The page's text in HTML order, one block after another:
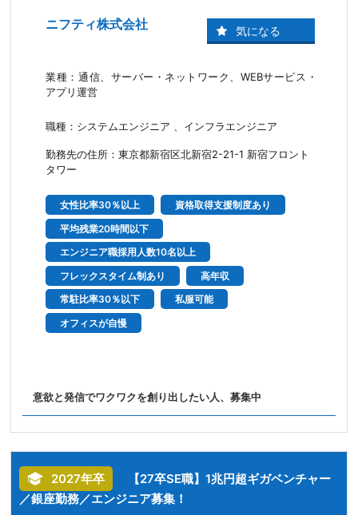
ニフティ株式会社
業種：通信、サーバー・ネットワーク、WEBサービス・
アプリ運営
職種：システムエンジニア 、インフラエンジニア
勤務先の住所：東京都新宿区北新宿2-21-1 新宿フロント
タワー
女性比率30％以上
資格取得支援制度あり
平均残業20時間以下
エンジニア職採用人数10名以上
フレックスタイム制あり
高年収
常駐比率30％以下
私服可能
オフィスが自慢
意欲と発信でワクワクを創り出したい人、募集中
2027年卒
【27卒SE職】1兆円超ギガベンチャー
／銀座勤務／エンジニア募集！